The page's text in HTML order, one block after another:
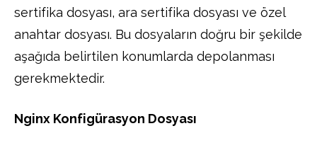
sertifika dosyası, ara sertifika dosyası ve özel
anahtar dosyası. Bu dosyaların doğru bir şekilde
aşağıda belirtilen konumlarda depolanması
gerekmektedir.
Nginx Konfigürasyon Dosyası